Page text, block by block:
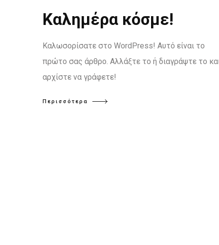
Καλημέρα κόσμε!
Καλωσορίσατε στο WordPress! Αυτό είναι το
πρώτο σας άρθρο. Αλλάξτε το ή διαγράψτε το
αρχίστε να γράφετε!
Περισσότερα